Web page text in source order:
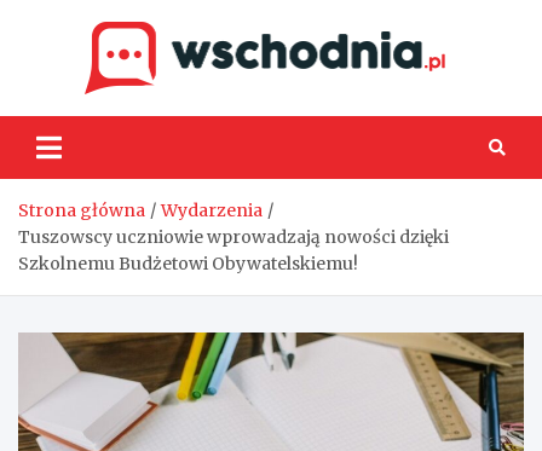
Strona główna
Wydarzenia
Tuszowscy uczniowie wprowadzają nowości dzięki
Szkolnemu Budżetowi Obywatelskiemu!